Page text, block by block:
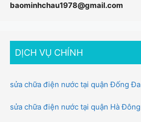
baominhchau1978@gmail.com
DỊCH VỤ CHÍNH
sửa chữa điện nước tại quận Đống Đa
sửa chữa điện nước tại quận Hà Đông